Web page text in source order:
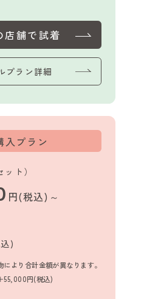
店舗で試着
プラン詳細
入プラン
ト）
円(税込)～
)
より合計金額が異なります。
55,000円(税込)